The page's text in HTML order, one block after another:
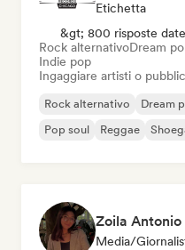
Etichetta
&gt; 800 risposte date
Rock alternativoDream
Indie pop
Ingaggiare artisti o
Rock alternativo Dream
Pop soul
Reggae
Zoila Antonio
Media/